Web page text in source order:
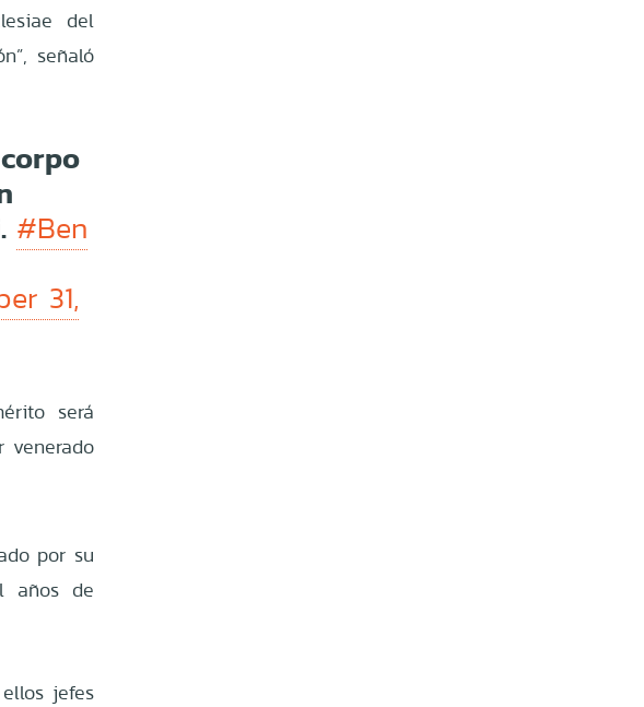
del
señaló
#Ben
31,
será
venerado
por su
años de
jefes